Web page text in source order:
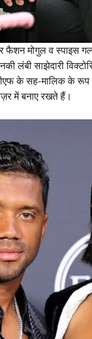
मोगुल व स्पाइस
लंबी साझेदारी
के सह-मालिक के रूप
में बनाए रखते हैं।